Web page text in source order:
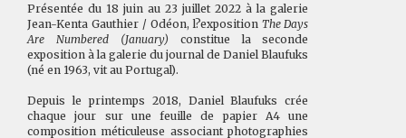
Présentée du 18 juin au 23 juillet 2022 à la galerie
Jean-Kenta Gauthier / Odéon, l?exposition The Days
Are Numbered (January) constitue la seconde
exposition à la galerie du journal de Daniel Blaufuks
(né en 1963, vit au Portugal).
Depuis le printemps 2018, Daniel Blaufuks crée
chaque jour sur une feuille de papier A4 une
composition méticuleuse associant photographies